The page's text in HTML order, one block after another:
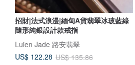
招財|法式浪漫|緬甸A貨翡翠冰玻藍綠
隨形純銀設計款戒指
Luien Jade 路安翡翠
US$ 122.28 US$ 135.86